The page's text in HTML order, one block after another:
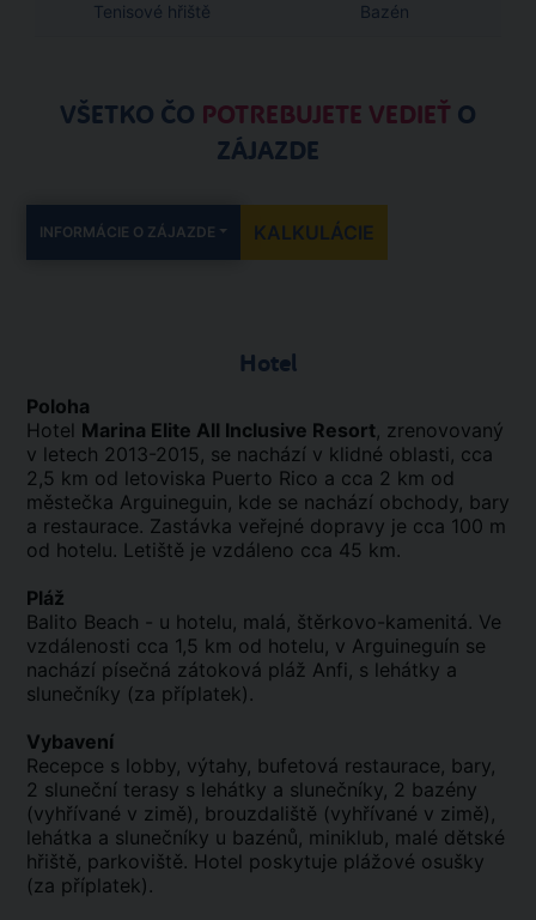
Tenisové hřiště Bazén
VŠETKO ČO POTREBUJETE VEDIEŤ O
ZÁJAZDE
INFORMÁCIE O ZÁJAZDE KALKULÁCIE
Hotel
Poloha
Hotel Marina Elite All Inclusive Resort, zrenovovaný
v letech 2013-2015, se nachází v klidné oblasti, cca
2,5 km od letoviska Puerto Rico a cca 2 km od
městečka Arguineguin, kde se nachází obchody, bary
a restaurace. Zastávka veřejné dopravy je cca 100 m
od hotelu. Letiště je vzdáleno cca 45 km.
Pláž
Balito Beach - u hotelu, malá, štěrkovo-kamenitá. Ve
vzdálenosti cca 1,5 km od hotelu, v Arguineguín se
nachází písečná zátoková pláž Anfi, s lehátky a
slunečníky (za příplatek).
Vybavení
Recepce s lobby, výtahy, bufetová restaurace, bary,
2 sluneční terasy s lehátky a slunečníky, 2 bazény
(vyhřívané v zimě), brouzdaliště (vyhřívané v zimě),
lehátka a slunečníky u bazénů, miniklub, malé dětské
hřiště, parkoviště. Hotel poskytuje plážové osušky
(za příplatek).